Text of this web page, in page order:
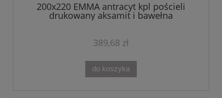
200x220 EMMA antracyt kpl pościeli
drukowany aksamit i bawełna
389,68 zł
do koszyka